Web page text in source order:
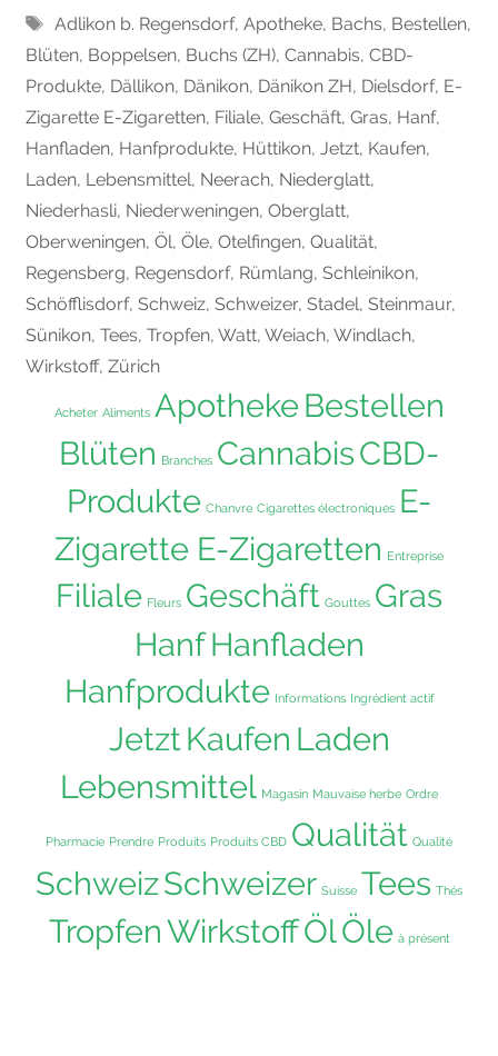
Tags
Adlikon b. Regensdorf, Apotheke, Bachs, Bestellen,
Blüten, Boppelsen, Buchs (ZH), Cannabis, CBD-
Produkte, Dällikon, Dänikon, Dänikon ZH, Dielsdorf, E-
Zigarette E-Zigaretten, Filiale, Geschäft, Gras, Hanf,
Hanfladen, Hanfprodukte, Hüttikon, Jetzt, Kaufen,
Laden, Lebensmittel, Neerach, Niederglatt,
Niederhasli, Niederweningen, Oberglatt,
Oberweningen, Öl, Öle, Otelfingen, Qualität,
Regensberg, Regensdorf, Rümlang, Schleinikon,
Schöfflisdorf, Schweiz, Schweizer, Stadel, Steinmaur,
Sünikon, Tees, Tropfen, Watt, Weiach, Windlach,
Wirkstoff, Zürich
Acheter Aliments ApothekeBestellen
Blüten
Branches CannabisCBD-
Produkte Chanvre Cigarettes électroniques E-
Zigarette E-Zigaretten
Entreprise
Filiale Fleurs Geschäft Gouttes Gras
HanfHanfladen
Hanfprodukte Informations Ingrédient actif
JetztKaufen Laden
Lebensmittel Magasin Mauvaise herbe Ordre
Pharmacie Prendre Produits Produits CBD Qualität Qualité
SchweizSchweizer Suisse Tees Thés
TropfenWirkstoffÖlÖle à présent